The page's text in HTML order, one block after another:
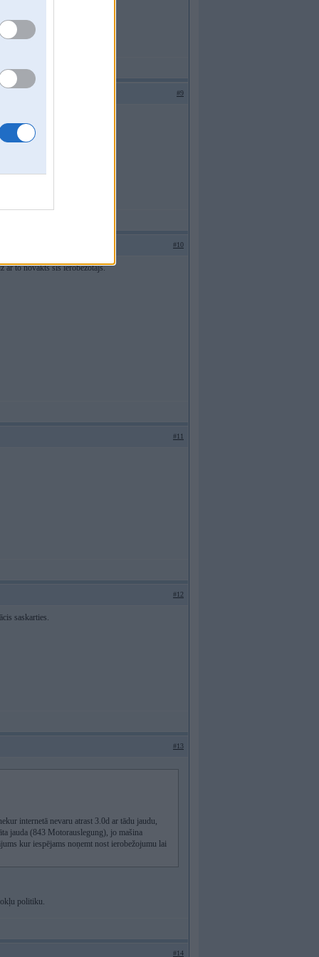
#9
#10
ar to novākts šis ierobežotājs.
#11
#12
saskarties.
#13
internetā nevaru atrast 3.0d ar tādu jaudu,
jauda (843 Motorauslegung), jo mašina
kur iespējams noņemt nost ierobežojumu lai
politiku.
#14